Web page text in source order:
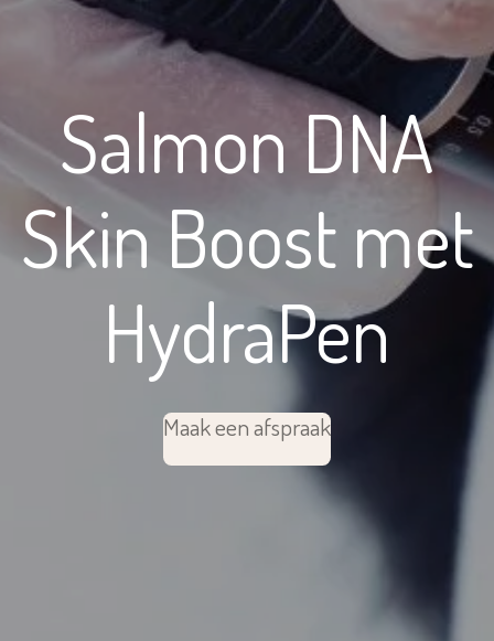
Salmon DNA
Skin Boost met
HydraPen
Maak een afspraak